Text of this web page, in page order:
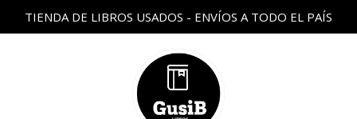
TIENDA DE LIBROS USADOS - ENVÍOS A TODO EL PAÍS